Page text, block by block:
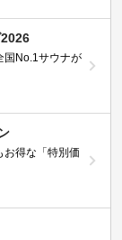
国No.1サウナが
得な「特別価